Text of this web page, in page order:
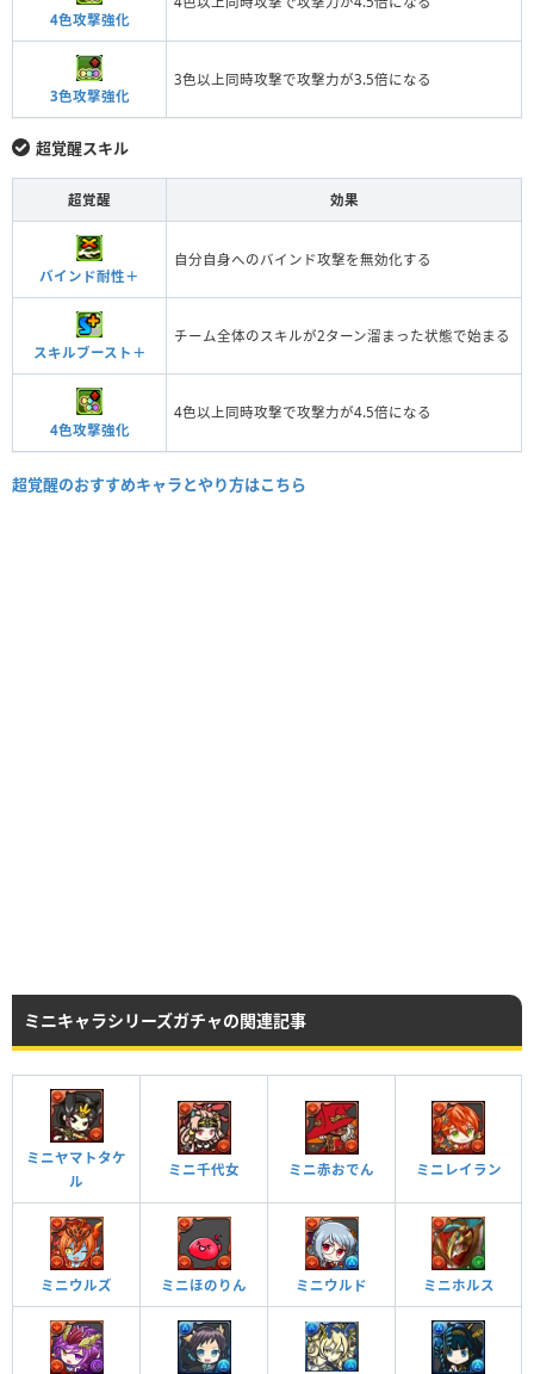
4色攻撃強化
3色攻撃強化
3色以上同時攻撃で攻撃力が3.5倍になる
超覚醒スキル
超覚醒 効果
バインド耐性＋
自分自身へのバインド攻撃を無効化する
スキルブースト＋
チーム全体のスキルが2ターン溜まった状態で始まる
4色攻撃強化
4色以上同時攻撃で攻撃力が4.5倍になる
超覚醒のおすすめキャラとやり方はこちら
ミニキャラシリーズガチャの関連記事
ミニヤマトタケ
ル
ミニ千代女 ミニ赤おでん ミニレイラン
ミニウルズ ミニほのりん ミニウルド ミニホルス